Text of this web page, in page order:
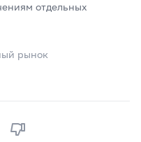
отдельных
рынок